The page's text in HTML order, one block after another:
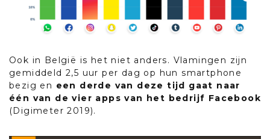
Ook in België is het niet anders. Vlamingen zijn
gemiddeld 2,5 uur per dag op hun smartphone
bezig en een derde van deze tijd gaat naar
één van de vier apps van het bedrijf Facebook
(Digimeter 2019).